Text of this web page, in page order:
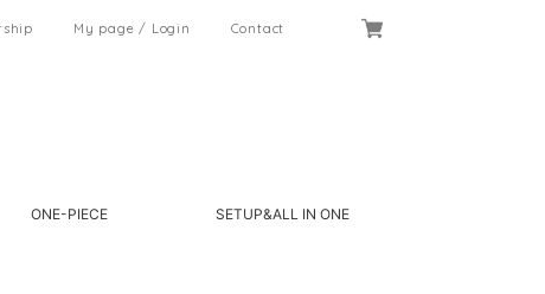
My page / Login Contact
ONE-PIECE SETUP&ALL IN ONE